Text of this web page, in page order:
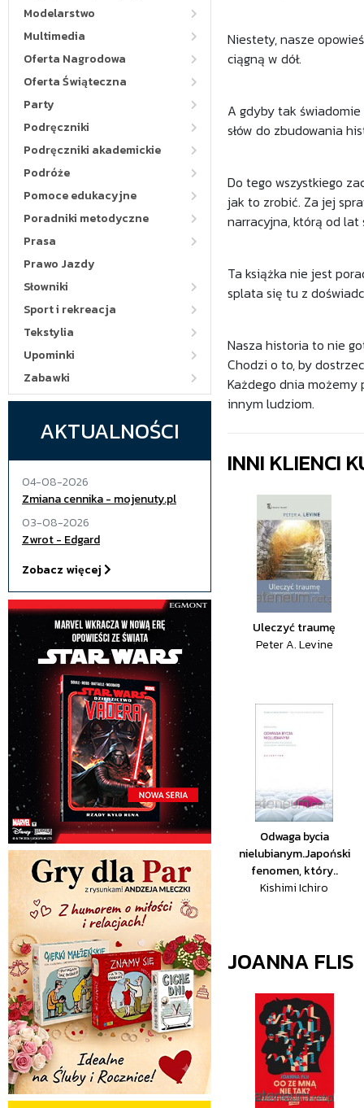
Modelarstwo
Multimedia
Oferta Nagrodowa
Oferta Świąteczna
Party
Podręczniki
Podręczniki akademickie
Podróże
Pomoce edukacyjne
Poradniki metodyczne
Prasa
Prawo Jazdy
Słowniki
Sport i rekreacja
Tekstylia
Upominki
Zabawki
AKTUALNOŚCI
04-08-2026
Zmiana cennika - mojenuty.pl
03-08-2026
Zwrot - Edgard
Zobacz więcej
Niestety, nasze
ciągną w dół.
A gdyby tak
słów do zbudowania
Do tego wszystkiego
jak to zrobić. Za jej
narracyjna, którą od
Ta książka nie jest
splata się tu z
Nasza historia to nie
Chodzi o to, by
Każdego dnia
innym ludziom.
INNI KLIENCI
Uleczyć traumę
Peter A. Levine
Odwaga bycia
nielubianym.Japoński
fenomen, który..
Kishimi Ichiro
JOANNA FLIS